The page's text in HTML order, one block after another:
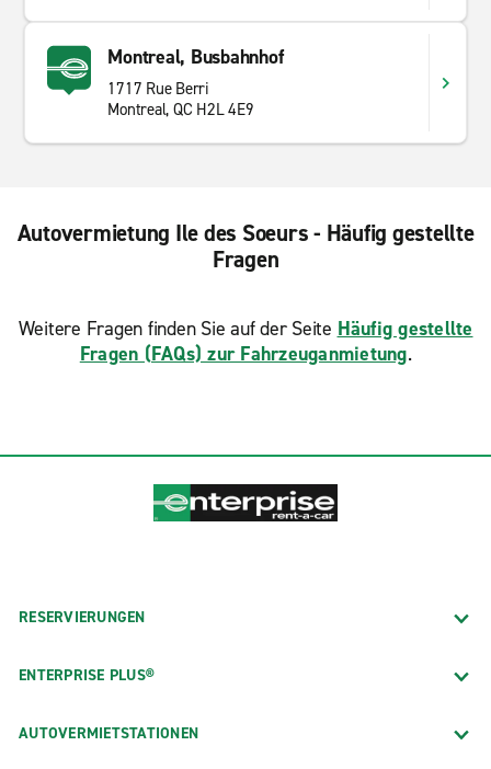
Montreal, Busbahnhof
1717 Rue Berri
Montreal, QC H2L 4E9
Autovermietung Ile des Soeurs - Häufig gestellte
Fragen
Weitere Fragen finden Sie auf der Seite Häufig gestellte
Fragen (FAQs) zur Fahrzeuganmietung.
RESERVIERUNGEN
ENTERPRISE PLUS®
AUTOVERMIETSTATIONEN